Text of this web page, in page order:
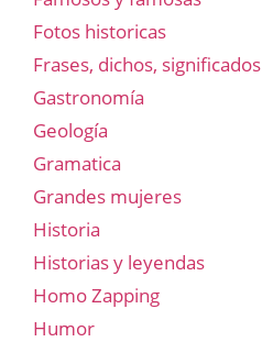
Fotos historicas
Frases, dichos, significados
Gastronomía
Geología
Gramatica
Grandes mujeres
Historia
Historias y leyendas
Homo Zapping
Humor